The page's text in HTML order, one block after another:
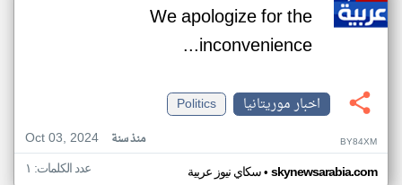
We apologize for the
inconvenience...
اخبار موريتانيا
Politics
Oct 03, 2024
منذ سنة BY84XM
سكاي نيوز عربية• skynewsarabia.com عدد الكلمات: ١